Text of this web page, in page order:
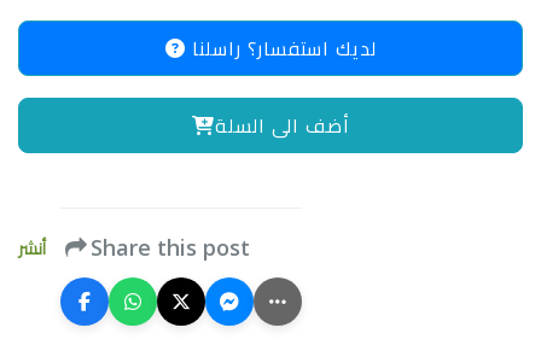
لديك استفسار؟ راسلنا
أضف الى السلة
أنشر Share this post